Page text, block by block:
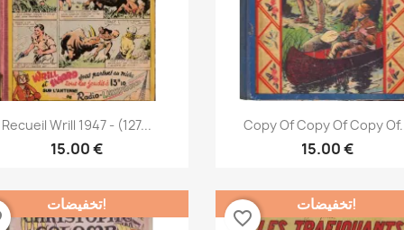
نظرة سريعة
Recueil Wrill 1947 - (127...
15.00 €
نظرة سريعة
Copy Of Copy Of Copy
15.00 €
تخفيضات! تخفيضات!
favorite_border